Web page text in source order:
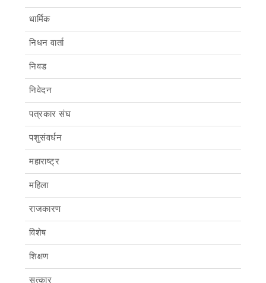
धार्मिक
निधन वार्ता
निवड
निवेदन
पत्रकार संघ
पशुसंवर्धन
महाराष्ट्र
महिला
राजकारण
विशेष
शिक्षण
सत्कार